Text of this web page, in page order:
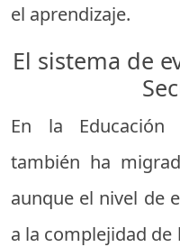
el aprendizaje.
El sistema de
En la Educación
también ha
aunque el nivel de
a la complejidad de